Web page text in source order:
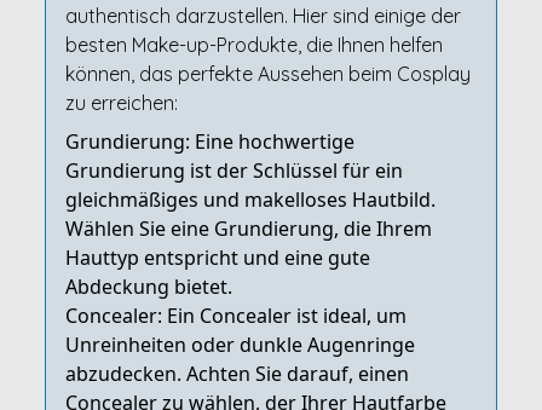
authentisch darzustellen. Hier sind einige der
besten Make-up-Produkte, die Ihnen helfen
können, das perfekte Aussehen beim Cosplay
zu erreichen:
Grundierung: Eine hochwertige
Grundierung ist der Schlüssel für ein
gleichmäßiges und makelloses Hautbild.
Wählen Sie eine Grundierung, die Ihrem
Hauttyp entspricht und eine gute
Abdeckung bietet.
Concealer: Ein Concealer ist ideal, um
Unreinheiten oder dunkle Augenringe
abzudecken. Achten Sie darauf, einen
Concealer zu wählen, der Ihrer Hautfarbe